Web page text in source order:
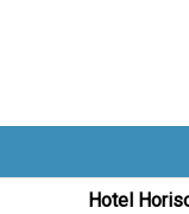
Hotel